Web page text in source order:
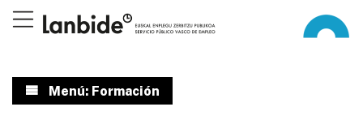
Menú: Formación